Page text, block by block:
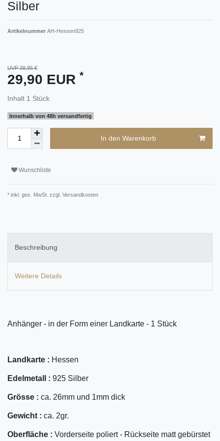
Silber
Artikelnummer AH-Hessen925
UVP 39,95 €
29,90 EUR *
Inhalt 1 Stück
Innerhalb von 48h versandfertig
In den Warenkorb
Wunschliste
* inkl. ges. MwSt. zzgl. Versandkosten
Beschreibung
Weitere Details
Anhänger - in der Form einer Landkarte - 1 Stück
Landkarte : Hessen
Edelmetall : 925 Silber
Grösse : ca. 26mm und 1mm dick
Gewicht : ca. 2gr.
Oberfläche : Vorderseite poliert - Rückseite matt gebürstet